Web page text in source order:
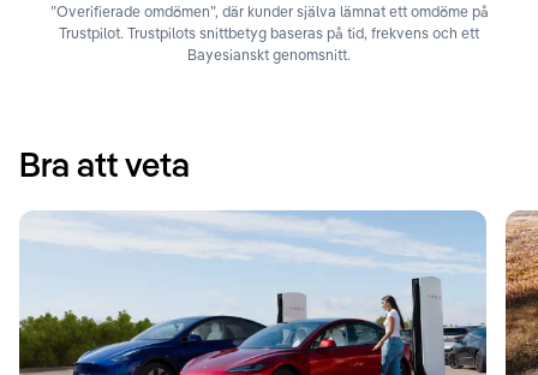
”Overifierade omdömen”, där kunder själva lämnat ett omdöme på
Trustpilot. Trustpilots snittbetyg baseras på tid, frekvens och ett
Bayesianskt genomsnitt.
Bra att veta